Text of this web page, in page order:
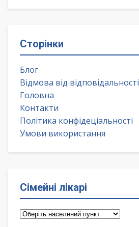
Сторінки
Блог
Відмова від відповідальності
Головна
Контакти
Політика конфідеціальності
Умови використання
Сімейні лікарі
Сімейні